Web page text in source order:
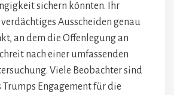
sichern könnten. Ihr
Ausscheiden genau
an dem die Offenlegung an
nach einer umfassenden
Viele Beobachter sind
Trumps Engagement für die